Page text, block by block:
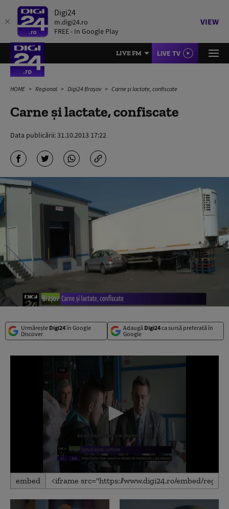
Digi24
m.digi24.ro
FREE - In Google Play
VIEW
LIVE FM LIVE TV
HOME Regional Digi24 Brașov Carne şi lactate, confiscate
Carne şi lactate, confiscate
Data publicării:31.10.2013 17:22
Urmărește Digi24în Google
Discover
Adaugă Digi24ca sursă preferată în
Google
0
seconds
2
embed